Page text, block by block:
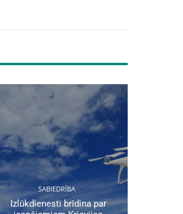
SABIEDRĪBA
Izlūkdienesti brīdina par